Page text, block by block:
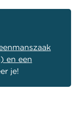
en een
je!